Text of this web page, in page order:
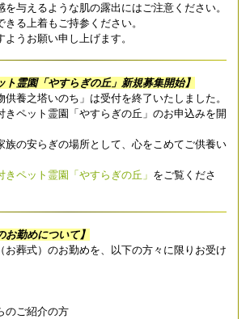
与えるような肌の露出にはご注意ください。
きる上着もご持参ください。
うお願い申し上げます。
ト霊園「やすらぎの丘」新規募集開始】
供養之塔いのち」は受付を終了いたしました。
きペット霊園「やすらぎの丘」のお申込みを開
族の安らぎの場所として、心をこめてご供養い
きペット霊園「やすらぎの丘」 をご覧くださ
お勤めについて】
お葬式）のお勤めを、以下の方々に限りお受け
のご紹介の方